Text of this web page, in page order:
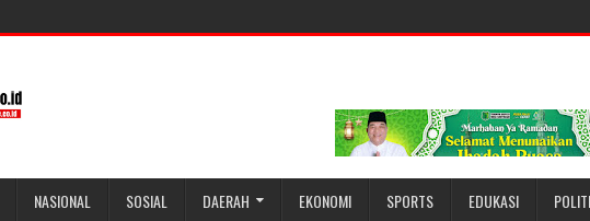
NASIONAL SOSIAL DAERAH EKONOMI SPORTS EDUKASI